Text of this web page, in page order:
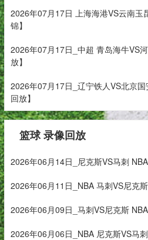
2026年07月17日 上海海港VS云南玉
锦】
2026年07月17日_中超 青岛海牛VS
放】
2026年07月17日_辽宁铁人VS北京
回放】
篮球 录像回放
2026年06月14日_尼克斯VS马刺
2026年06月11日_NBA 马刺VS尼克
2026年06月09日_马刺VS尼克斯
2026年06月06日_NBA 尼克斯VS马